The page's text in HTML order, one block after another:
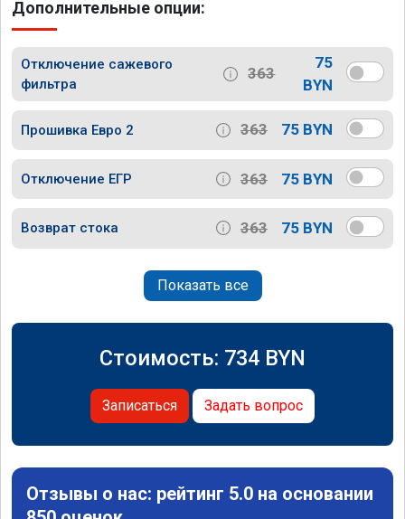
Дополнительные опции:
Отключение сажевого
фильтра
363
75
BYN
Прошивка Евро 2 363 75 BYN
Отключение ЕГР 363 75 BYN
Возврат стока 363 75 BYN
Показать все
Стоимость: 734 BYN
Записаться Задать вопрос
Отзывы о нас: рейтинг 5.0 на основании